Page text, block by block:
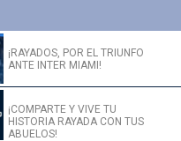
¡RAYADOS, POR EL TRIUNFO
ANTE INTER MIAMI!
¡COMPARTE Y VIVE TU
HISTORIA RAYADA CON TUS
ABUELOS!